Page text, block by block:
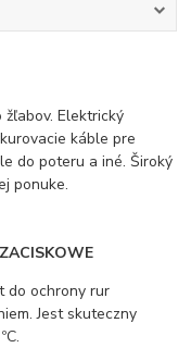
Elektrický
káble pre
do poteru a iné. Široký
ponuke.
do ochrony rur
Jest skuteczny